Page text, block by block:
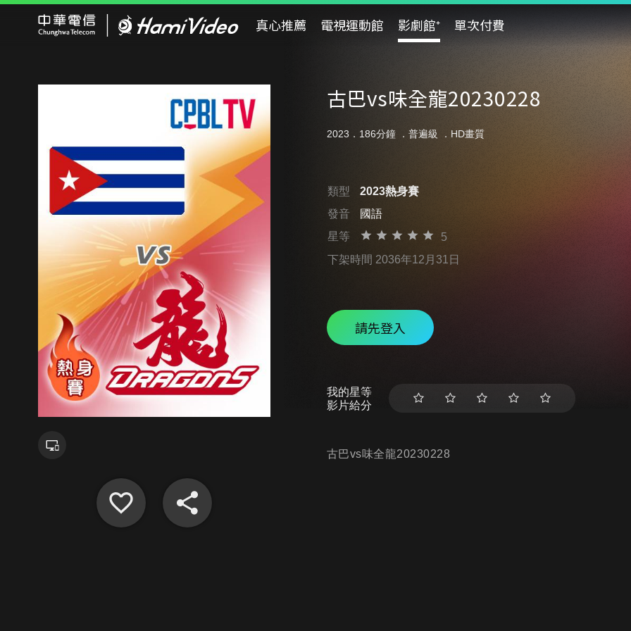
真心推薦 電視運動館 影劇館⁺ 單次付費
古巴vs味全龍20230228
2023．186分鐘 ． 普遍級 ．HD畫質
類型
2023熱身賽
發音
國語
星等
5
下架時間 2036年12月31日
請先登入
我的星等
影片給分
古巴vs味全龍20230228